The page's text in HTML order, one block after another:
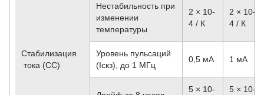
Стабилизация
тока (CC)
Нестабильность при
изменении
температуры
2 × 10-
4 / К
2 × 10-
4 / К
Уровень пульсаций
(Iскз), до 1 МГц
0,5 мА 1 мА
5 × 10- 5 × 10-